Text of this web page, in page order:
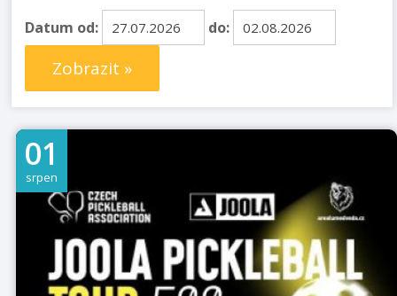
Datum od: do:
Zobrazit »
01
srpen